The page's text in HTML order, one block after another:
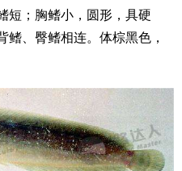
短；胸鳍小，圆形，具硬
鳍、臀鳍相连。体棕黑色，